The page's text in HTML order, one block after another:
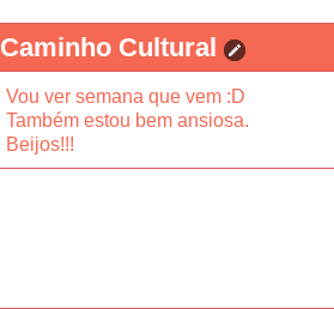
Caminho Cultural
Vou ver semana que vem :D
Também estou bem ansiosa.
Beijos!!!